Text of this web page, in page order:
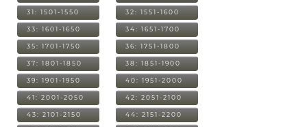
31: 1501-1550 32: 1551-1600
33: 1601-1650 34: 1651-1700
35: 1701-1750 36: 1751-1800
37: 1801-1850 38: 1851-1900
39: 1901-1950 40: 1951-2000
41: 2001-2050 42: 2051-2100
43: 2101-2150 44: 2151-2200